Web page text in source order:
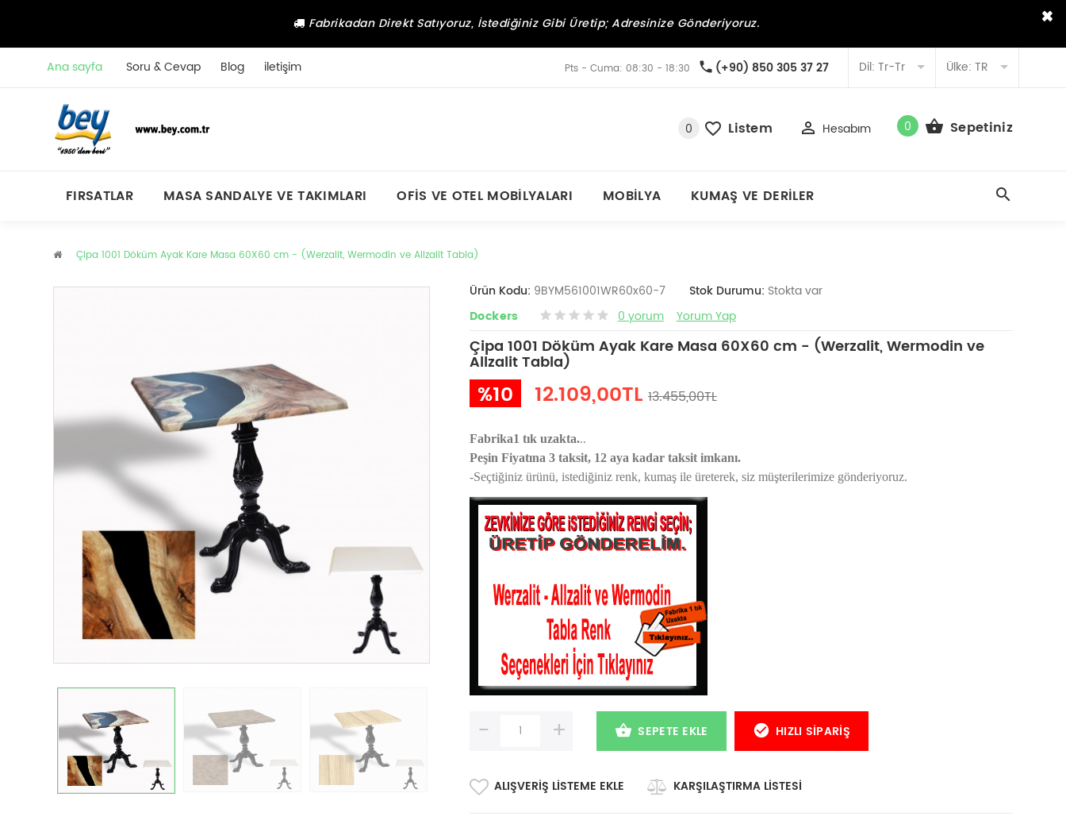
×
Fabrikadan Direkt Satıyoruz, İstediğiniz Gibi Üretip; Adresinize Gönderiyoruz.
Ana sayfa Soru & Cevap Blog iletişim (+90) 850 305 37 27
Pts - Cuma: 08:30 - 18:30 Dil: Tr-Tr Ülke: TR
0 Listem Hesabım 0 Sepetiniz
FIRSATLAR MASA SANDALYE VE TAKIMLARI OFIS VE OTEL MOBILYALARI MOBILYA KUMAŞ VE DERILER
Çipa 1001 Döküm Ayak Kare Masa 60X60 cm - (Werzalit, Wermodin ve Allzalit Tabla)
Ürün Kodu: 9BYM561001WR60x60-7 Stok Durumu: Stokta var
Dockers
0 yorum Yorum Yap
Çipa 1001 Döküm Ayak Kare Masa 60X60 cm - (Werzalit, Wermodin ve
Allzalit Tabla)
%10 12.109,00TL 13.455,00TL
Fabrika1 tık uzakta...
Peşin Fiyatına 3 taksit, 12 aya kadar taksit imkanı.
-Seçtiğiniz ürünü, istediğiniz renk, kumaş ile üreterek, siz müşterilerimize gönderiyoruz.
- + SEPETE EKLE HIZLI SIPARIŞ
ALIŞVERIŞ LISTEME EKLE KARŞILAŞTIRMA LISTESI